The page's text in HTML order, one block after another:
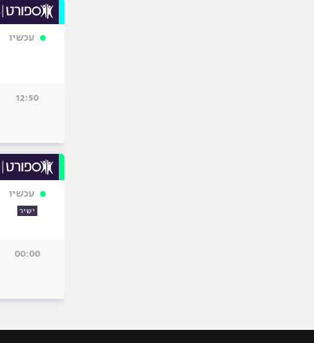
עכשיו
12:50
עכשיו
ישיר
00:00